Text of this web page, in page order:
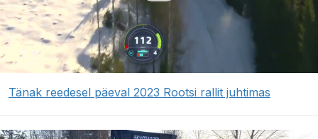
Tänak reedesel päeval 2023 Rootsi rallit juhtimas